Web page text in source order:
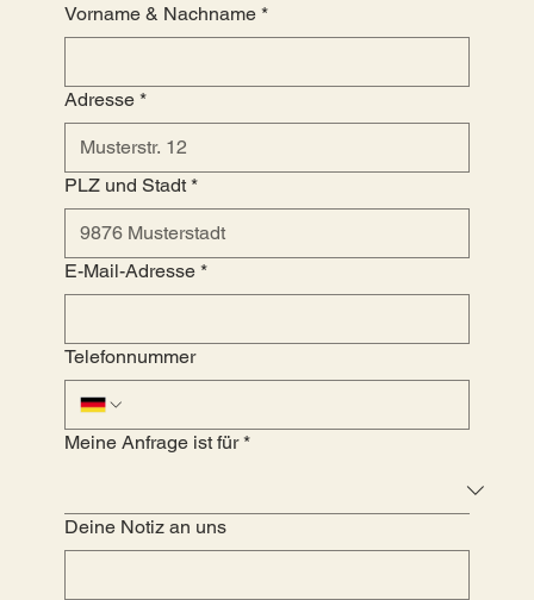
Vorname & Nachname *
Adresse *
PLZ und Stadt *
E-Mail-Adresse *
Telefonnummer
Meine Anfrage ist für *
Deine Notiz an uns